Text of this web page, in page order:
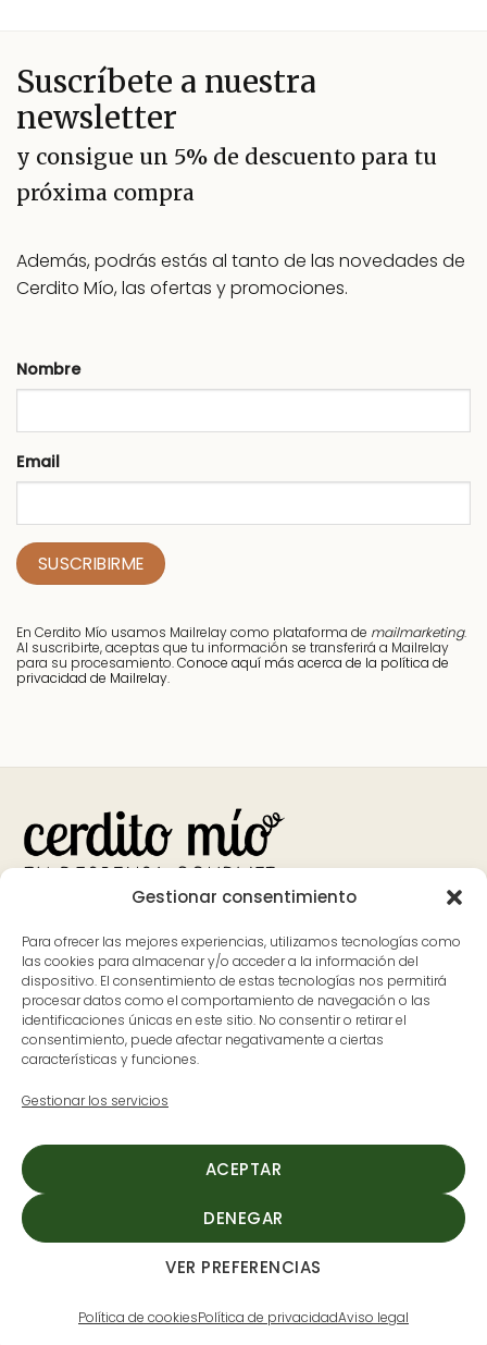
Gestionar consentimiento
Para ofrecer las mejores experiencias, utilizamos tecnologías como
las cookies para almacenar y/o acceder a la información del
dispositivo. El consentimiento de estas tecnologías nos permitirá
procesar datos como el comportamiento de navegación o las
identificaciones únicas en este sitio. No consentir o retirar el
consentimiento, puede afectar negativamente a ciertas
características y funciones.
Gestionar los servicios
ACEPTAR
DENEGAR
VER PREFERENCIAS
Política de cookiesPolítica de privacidadAviso legal
Suscríbete a nuestra
newsletter
y consigue un 5% de descuento para tu
próxima compra
Además, podrás estás al tanto de las novedades de
Cerdito Mío, las ofertas y promociones.
Nombre
Email
En Cerdito Mío usamos Mailrelay como plataforma de mailmarketing.
Al suscribirte, aceptas que tu información se transferirá a Mailrelay
para su procesamiento.Conoce aquí más acerca de la política de
privacidad de Mailrelay.
Transfer
Pay
Pay
PayPal
Contacto
626 597 700
ladespensa@cerditomio.es
Dónde estamos
Avenida Pureza Canelo, 59, en
20:00
S: 9:30 a 14:00
Cerdito mío©2026
de compra